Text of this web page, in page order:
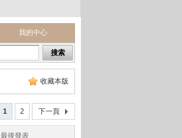
我的中心
搜索
收藏本版
1 2 下一頁
最後發表